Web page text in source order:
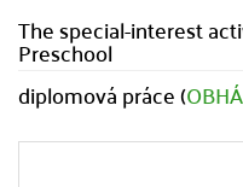
The special-interest
Preschool
diplomová práce (